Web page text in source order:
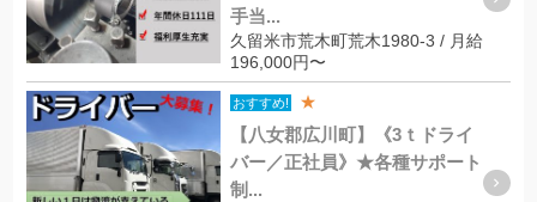
手当...
久留米市荒木町荒木1980-3 / 月給
196,000円〜
おすすめ! ★
【八女郡広川町】《3ｔドライ
バー／正社員》★各種サポート
制...